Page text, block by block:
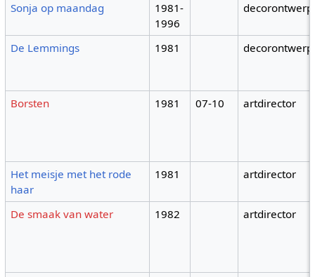
Sonja op maandag
1981-
1996
De Lemmings 1981
Borsten 1981 07-10 artdirector
Het meisje met het rode
haar
1981 artdirector
De smaak van water 1982 artdirector